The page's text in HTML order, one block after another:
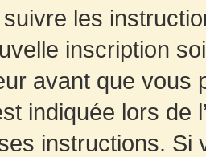
les
inscription
avant que
indiquée lors de
instructions. Si